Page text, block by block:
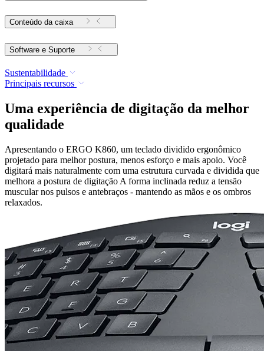
Conteúdo da caixa
Software e Suporte
Sustentabilidade
Principais recursos
Uma experiência de digitação da melhor
qualidade
Apresentando o ERGO K860, um teclado dividido ergonômico
projetado para melhor postura, menos esforço e mais apoio. Você
digitará mais naturalmente com uma estrutura curvada e dividida que
melhora a postura de digitação A forma inclinada reduz a tensão
muscular nos pulsos e antebraços - mantendo as mãos e os ombros
relaxados.